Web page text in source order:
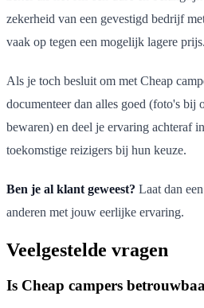
zekerheid van een gevestigd bedrijf
vaak op tegen een mogelijk lagere prijs.
Als je toch besluit om met Cheap
documenteer dan alles goed (foto's bij
bewaren) en deel je ervaring achteraf
toekomstige reizigers bij hun keuze.
Ben je al klant geweest? Laat dan
anderen met jouw eerlijke ervaring.
Veelgestelde vragen
Is Cheap campers